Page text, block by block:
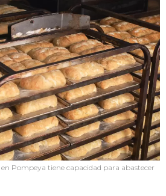
Pompeya tiene capacidad para abastecer